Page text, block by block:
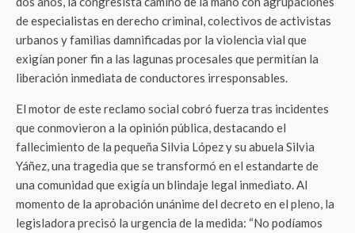
de especialistas en derecho criminal, colectivos de activistas
urbanos y familias damnificadas por la violencia vial que
exigían poner fin a las lagunas procesales que permitían la
liberación inmediata de conductores irresponsables.
El motor de este reclamo social cobró fuerza tras incidentes
que conmovieron a la opinión pública, destacando el
fallecimiento de la pequeña Silvia López y su abuela Silvia
Yáñez, una tragedia que se transformó en el estandarte de
una comunidad que exigía un blindaje legal inmediato. Al
momento de la aprobación unánime del decreto en el pleno, la
legisladora precisó la urgencia de la medida: “No podíamos